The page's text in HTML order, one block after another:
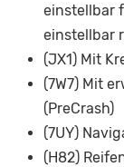
einstellbar
einstellbar
(JX1) Mit
(7W7) Mit
(PreCrash)
(7UY)
(H82)